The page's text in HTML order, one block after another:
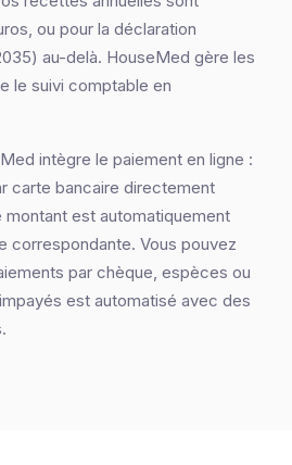
ou pour la déclaration
au-delà. HouseMed gère les
le suivi comptable en
intègre le paiement en ligne :
carte bancaire directement
est automatiquement
correspondante. Vous pouvez
par chèque, espèces ou
est automatisé avec des